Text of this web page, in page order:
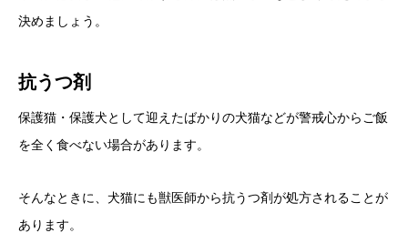
決めましょう。
抗うつ剤
保護猫・保護犬として迎えたばかりの犬猫などが警戒心からご飯
を全く食べない場合があります。
そんなときに、犬猫にも獣医師から抗うつ剤が処方されることが
あります。